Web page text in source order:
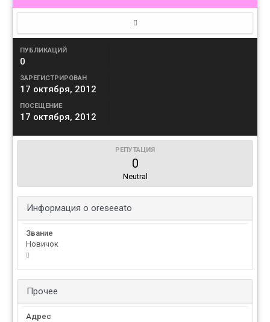
ПУБЛИКАЦИЙ
0
ЗАРЕГИСТРИРОВАН
17 октября, 2012
ПОСЕЩЕНИЕ
17 октября, 2012
РЕПУТАЦИЯ
0
Neutral
Информация о oreseeato
Звание
Новичок
Прочее
Адрес